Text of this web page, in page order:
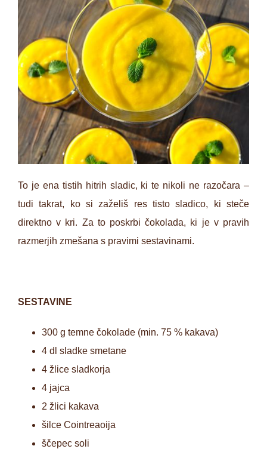
To je ena tistih hitrih sladic, ki te nikoli ne razočara –
tudi takrat, ko si zaželiš res tisto sladico, ki steče
direktno v kri. Za to poskrbi čokolada, ki je v pravih
razmerjih zmešana s pravimi sestavinami.
SESTAVINE
300 g temne čokolade (min. 75 % kakava)
4 dl sladke smetane
4 žlice sladkorja
4 jajca
2 žlici kakava
šilce Cointreaoija
ščepec soli